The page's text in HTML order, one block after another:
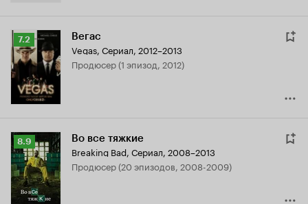
Рейтинг
Кинопоиска
7.2
7.2 Вегас
Vegas, Сериал, 2012–2013
продюсер (1 эпизод, 2012)
Рейтинг
Кинопоиска
8.9
8.9 Во все тяжкие
Breaking Bad, Сериал, 2008–2013
продюсер (20 эпизодов, 2008-2009)